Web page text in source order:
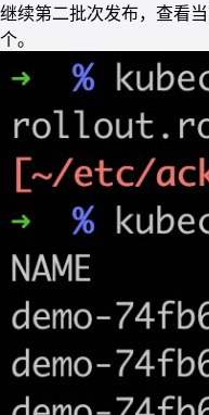
继续第二批次发布，查看
个。